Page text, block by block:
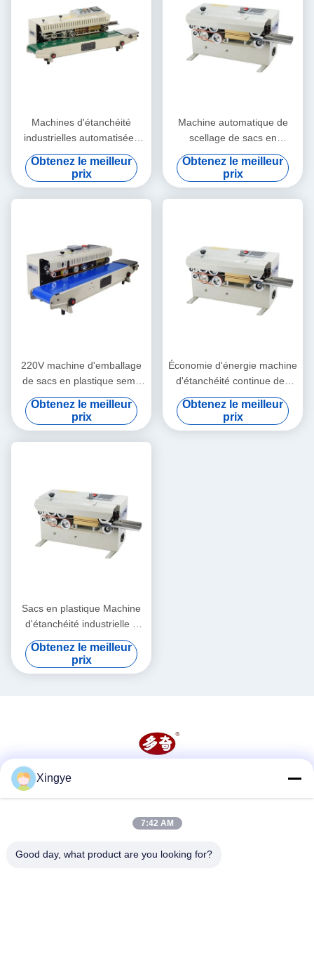
Machines d'étanchéité
industrielles automatisées
étanches à la fatigue
Obtenez le meilleur
prix
Machine automatique de
scellage de sacs en
plastique industriel à
propulsion électrique
Obtenez le meilleur
prix
220V machine d'emballage
de sacs en plastique semi-
automatique
Obtenez le meilleur
prix
Économie d'énergie machine
d'étanchéité continue des
sacs à haute efficacité pour
les boissons
Obtenez le meilleur
prix
Sacs en plastique Machine
d'étanchéité industrielle à
film 6 mm Machine
d'étanchéité thermique
continue
Obtenez le meilleur
prix
Xingye
7:42 AM
Good day, what product are you looking for?